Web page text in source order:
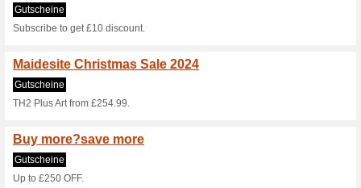
Aktuelle Angebote
Maidesite